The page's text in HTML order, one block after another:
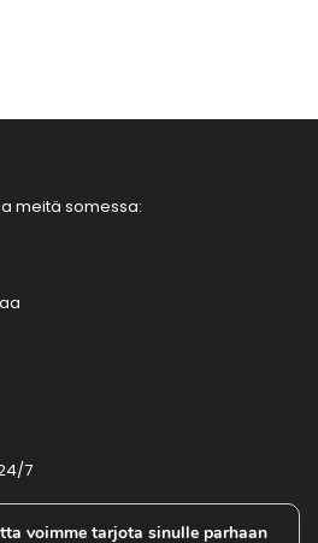
meitä somessa:
7
sopimusasiakkaillemme
päivystyksen ilman
voimme tarjota sinulle parhaan